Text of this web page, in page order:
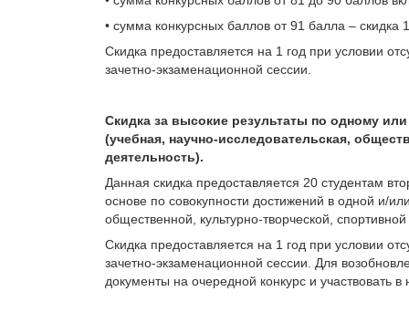
• сумма конкурсных баллов от 91 балла – скидка
Скидка предоставляется на 1 год при условии
зачетно-экзаменационной сессии.
Скидка за высокие результаты по одному
(учебная, научно-исследовательская,
деятельность).
Данная скидка предоставляется 20 студентам
основе по совокупности достижений в одной и/
общественной, культурно-творческой,
Скидка предоставляется на 1 год при условии
зачетно-экзаменационной сессии. Для
документы на очередной конкурс и участвовать